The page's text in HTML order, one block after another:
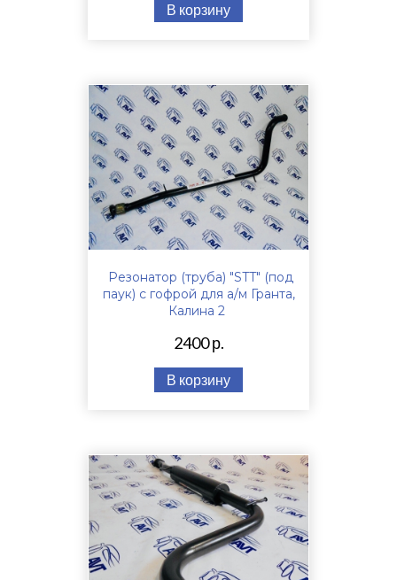
В корзину
Резонатор (труба) "STT" (под
паук) с гофрой для а/м Гранта,
Калина 2
2400 р.
В корзину